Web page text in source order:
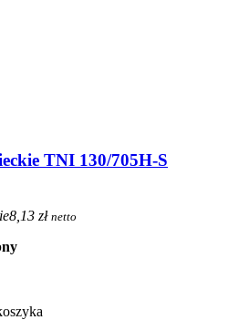
TNI 130/705H-S
8,13 zł netto